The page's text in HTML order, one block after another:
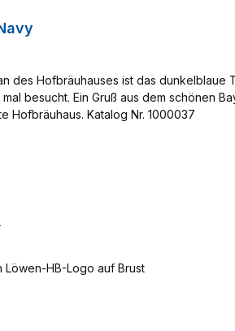
des Hofbräuhauses ist das dunkelblaue
besucht. Ein Gruß aus dem schönen
Hofbräuhaus. Katalog Nr. 1000037